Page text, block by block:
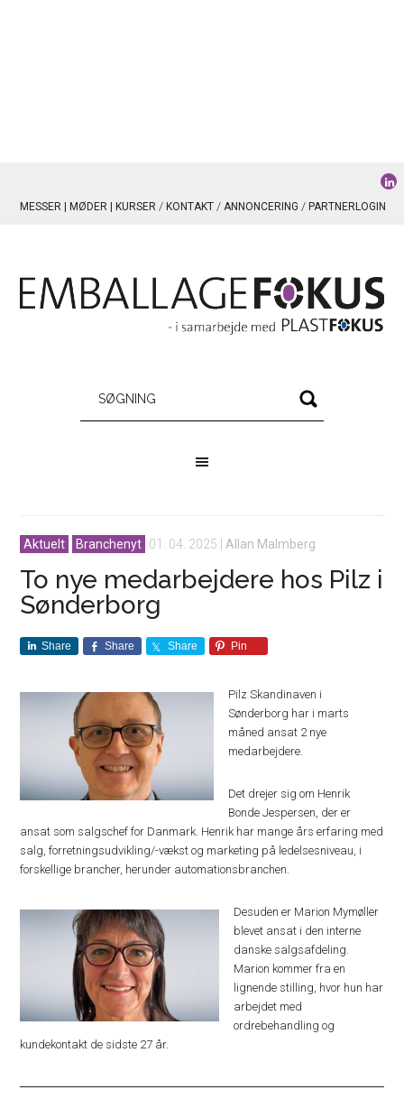
MESSER | MØDER | KURSER KONTAKT ANNONCERING PARTNERLOGIN
Aktuelt Branchenyt 01. 04. 2025 Allan Malmberg
To nye medarbejdere hos Pilz i
Sønderborg
Share Share Share Pin
Pilz Skandinaven i
Sønderborg har i marts
måned ansat 2 nye
medarbejdere.
Det drejer sig om Henrik
Bonde Jespersen, der er
ansat som salgschef for Danmark. Henrik har mange års erfaring med
salg, forretningsudvikling/-vækst og marketing på ledelsesniveau, i
forskellige brancher, herunder automationsbranchen.
Desuden er Marion Mymøller
blevet ansat i den interne
danske salgsafdeling.
Marion kommer fra en
lignende stilling, hvor hun har
arbejdet med
ordrebehandling og
kundekontakt de sidste 27 år.